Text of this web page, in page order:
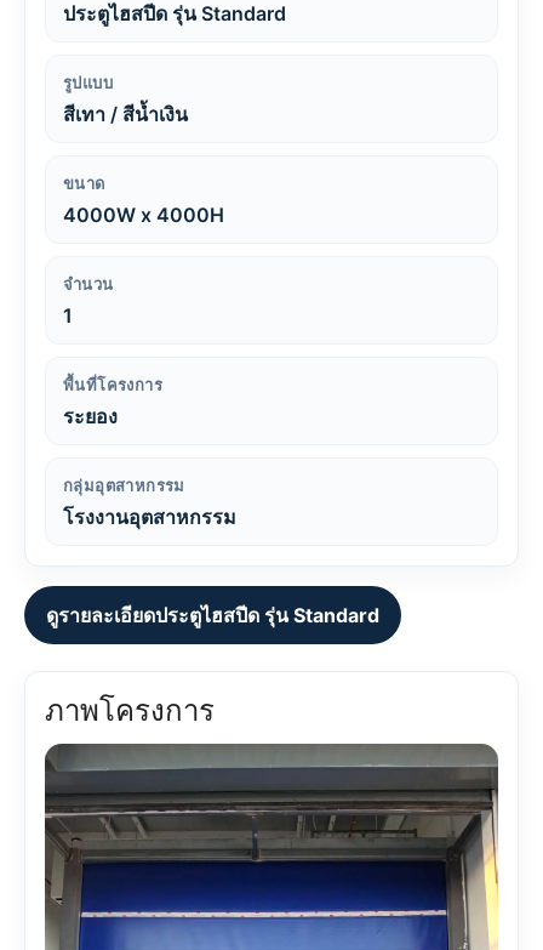
ประตูไฮสปีด รุ่น Standard
รูปแบบ
สีเทา / สีน้ำเงิน
ขนาด
4000W x 4000H
จำนวน
1
พื้นที่โครงการ
ระยอง
กลุ่มอุตสาหกรรม
โรงงานอุตสาหกรรม
ดูรายละเอียดประตูไฮสปีด รุ่น Standard
ภาพโครงการ